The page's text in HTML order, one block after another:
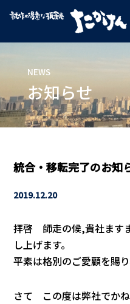
NEWS
お知らせ
統合・移転完了のお知
2019.12.20
拝啓 師走の候,貴社ます
し上げます。
平素は格別のご愛顧を賜
さて この度は弊社でか